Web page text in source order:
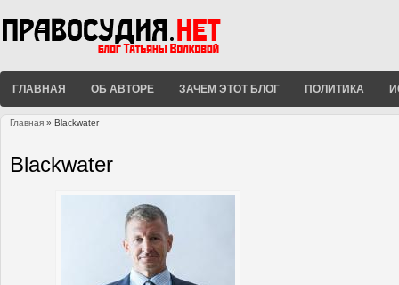
ГЛАВНАЯ ОБ АВТОРЕ ЗАЧЕМ ЭТОТ БЛОГ ПОЛИТИКА
Главная » Blackwater
Blackwater